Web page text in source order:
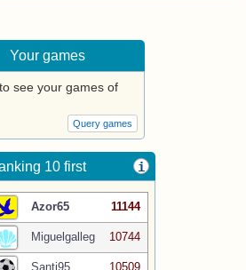
Your games
to see your games of
Query games
10 first i
Azor65 11144
Miguelgalleg 10744
Santi95 10509